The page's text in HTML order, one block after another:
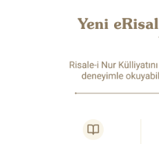
kadar